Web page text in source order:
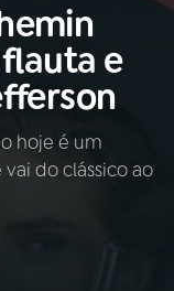
VIVO
e
hoje é um
do clássico ao